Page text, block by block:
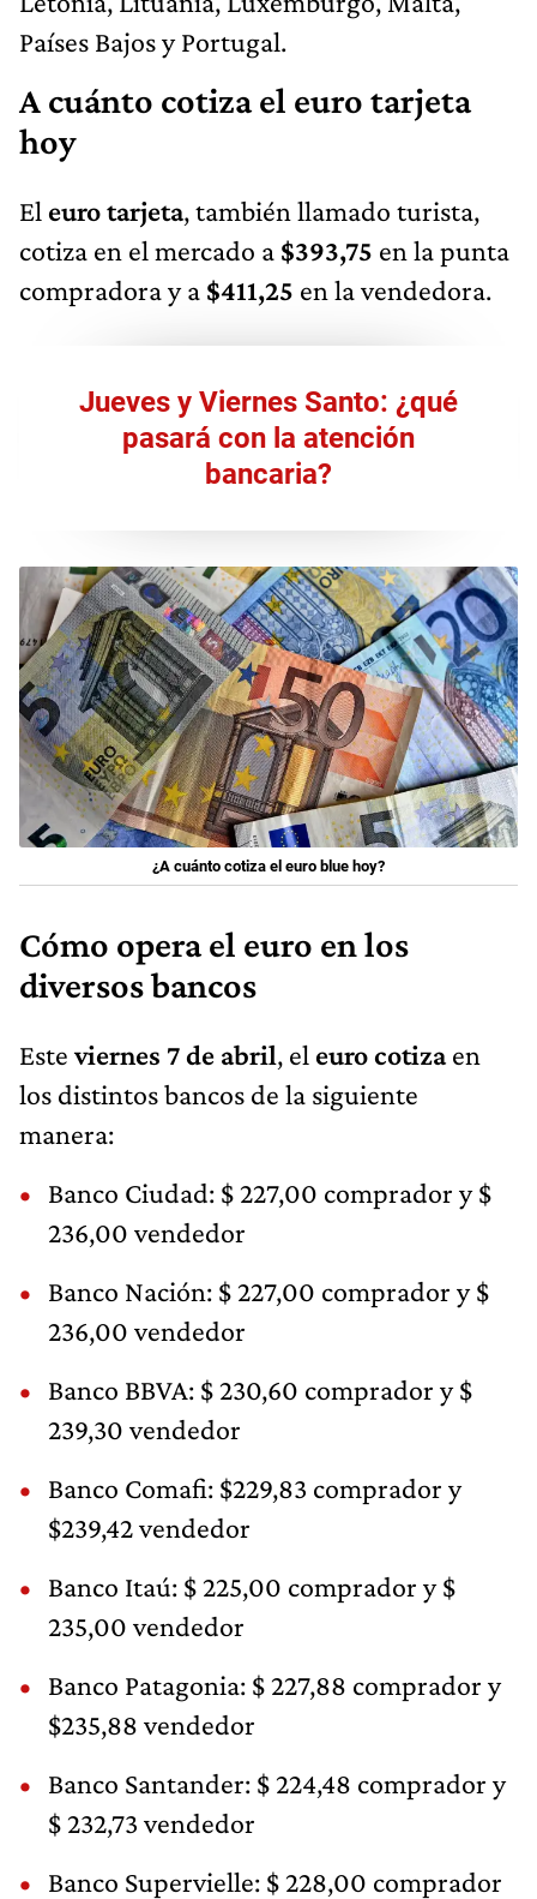
Países Bajos y Portugal.
A cuánto cotiza el euro tarjeta
hoy
El euro tarjeta, también llamado turista,
cotiza en el mercado a $393,75 en la punta
compradora y a $411,25 en la vendedora.
Jueves y Viernes Santo: ¿qué
pasará con la atención
bancaria?
¿A cuánto cotiza el euro blue hoy?
Cómo opera el euro en los
diversos bancos
Esteviernes 7 de abril, el euro cotizaen
los distintos bancos de la siguiente
manera:
Banco Ciudad: $ 227,00 comprador y $
236,00 vendedor
Banco Nación: $ 227,00 comprador y $
236,00 vendedor
Banco BBVA: $ 230,60 comprador y $
239,30 vendedor
Banco Comafi: $229,83 comprador y
$239,42 vendedor
Banco Itaú: $ 225,00 comprador y $
235,00 vendedor
Banco Patagonia: $ 227,88 comprador y
$235,88 vendedor
Banco Santander: $ 224,48 comprador y
$ 232,73 vendedor
Banco Supervielle: $ 228,00 comprador